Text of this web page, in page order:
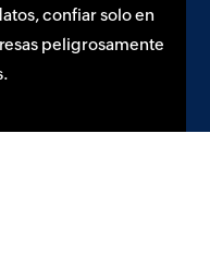
confiar solo en
peligrosamente